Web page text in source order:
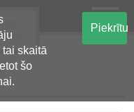
skaitā
šo
Piekrītu